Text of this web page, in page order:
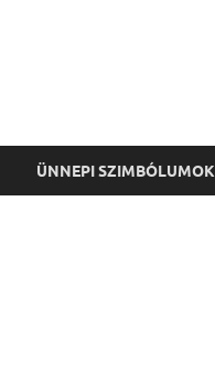
ÜNNEPI SZIMBÓLUMOK